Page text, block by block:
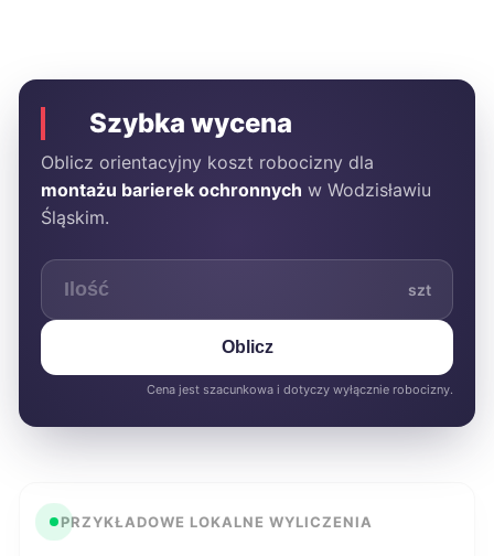
Szybka wycena
Oblicz orientacyjny koszt robocizny dla
montażu barierek ochronnych w Wodzisławiu
Śląskim.
szt
Oblicz
Cena jest szacunkowa i dotyczy wyłącznie robocizny.
PRZYKŁADOWE LOKALNE WYLICZENIA